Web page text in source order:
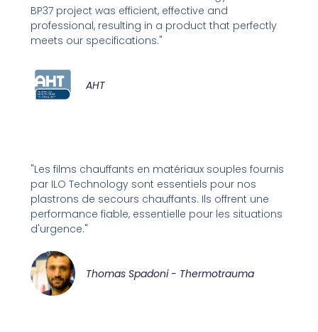
BP37 project was efficient, effective and
professional, resulting in a product that perfectly
meets our specifications."
AHT
"Les films chauffants en matériaux souples fournis
par ILO Technology sont essentiels pour nos
plastrons de secours chauffants. Ils offrent une
performance fiable, essentielle pour les situations
d'urgence."
Thomas Spadoni - Thermotrauma